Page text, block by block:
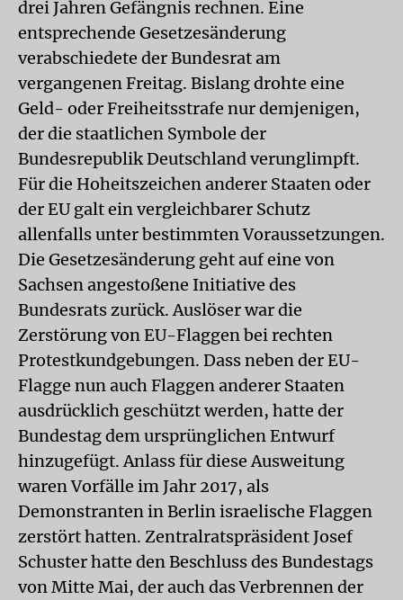
drei Jahren Gefängnis rechnen. Eine
entsprechende Gesetzesänderung
verabschiedete der Bundesrat am
vergangenen Freitag. Bislang drohte eine
Geld- oder Freiheitsstrafe nur demjenigen,
der die staatlichen Symbole der
Bundesrepublik Deutschland verunglimpft.
Für die Hoheitszeichen anderer Staaten oder
der EU galt ein vergleichbarer Schutz
allenfalls unter bestimmten Voraussetzungen.
Die Gesetzesänderung geht auf eine von
Sachsen angestoßene Initiative des
Bundesrats zurück. Auslöser war die
Zerstörung von EU-Flaggen bei rechten
Protestkundgebungen. Dass neben der EU-
Flagge nun auch Flaggen anderer Staaten
ausdrücklich geschützt werden, hatte der
Bundestag dem ursprünglichen Entwurf
hinzugefügt. Anlass für diese Ausweitung
waren Vorfälle im Jahr 2017, als
Demonstranten in Berlin israelische Flaggen
zerstört hatten. Zentralratspräsident Josef
Schuster hatte den Beschluss des Bundestags
von Mitte Mai, der auch das Verbrennen der